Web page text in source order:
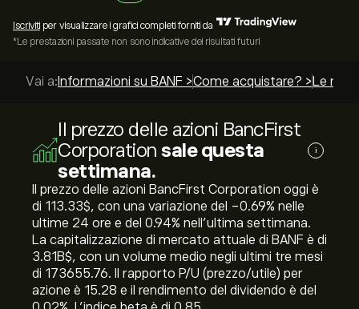
Iscriviti per visualizzare i grafici completi forniti da
*Le prestazioni passate non sono indicative dei risultati futuri
Vai a: Informazioni su BANF >Come acquistare? > Le
Il prezzo delle azioni BancFirst
Corporation sale questa
settimana.
i
Il prezzo delle azioni BancFirst Corporation oggi è
di 113.33‎$‎, con una variazione del ‎-0.69‎% nelle
ultime 24 ore e del ‎0.94‎% nell'ultima settimana.
La capitalizzazione di mercato attuale di BANF è di
3.81B‎$‎, con un volume medio negli ultimi tre mesi
di 173655.76. Il rapporto P/U (prezzo/utile) per
azione è 15.28 e il rendimento del dividendo è del